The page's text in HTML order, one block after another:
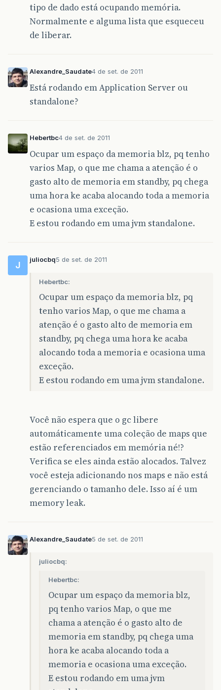
tipo de dado está ocupando memória.
Normalmente e alguma lista que esqueceu
de liberar.
Alexandre_Saudate4 de set. de 2011
Está rodando em Application Server ou
standalone?
Hebertbc4 de set. de 2011
Ocupar um espaço da memoria blz, pq tenho
varios Map, o que me chama a atenção é o
gasto alto de memoria em standby, pq chega
uma hora ke acaba alocando toda a memoria
e ocasiona uma exceção.
E estou rodando em uma jvm standalone.
J
juliocbq5 de set. de 2011
Hebertbc:
Ocupar um espaço da memoria blz, pq
tenho varios Map, o que me chama a
atenção é o gasto alto de memoria em
standby, pq chega uma hora ke acaba
alocando toda a memoria e ocasiona uma
exceção.
E estou rodando em uma jvm standalone.
Você não espera que o gc libere
automáticamente uma coleção de maps que
estão referenciados em memória né!?
Verifica se eles ainda estão alocados. Talvez
você esteja adicionando nos maps e não está
gerenciando o tamanho dele. Isso aí é um
memory leak.
Alexandre_Saudate5 de set. de 2011
juliocbq:
Hebertbc:
Ocupar um espaço da memoria blz,
pq tenho varios Map, o que me
chama a atenção é o gasto alto de
memoria em standby, pq chega uma
hora ke acaba alocando toda a
memoria e ocasiona uma exceção.
E estou rodando em uma jvm